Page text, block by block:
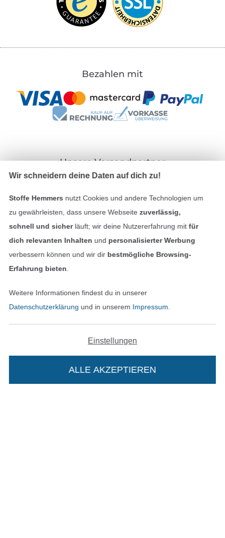
In deinen Warenkorb
Bezahlen mit
Unsere Versandpartner
Impressum
Widerrufsrecht
In den deutschen Shop wechseln (aktuell
Wir schneidern deine Daten auf dich zu!
Stoffe Hemmers nutzt Cookies und andere Technologien um
zu gewährleisten, dass unsere Webseite zuverlässig,
schnell und sicherläuft; wir deine Nutzererfahrung mitfür
dich relevanten Inhalten und personalisierter Werbung
verbessern können und wir dir bestmögliche Browsing-
Erfahrung bieten
Weitere Informationen findest du in unserer
Datenschutzerklärung und in unserem Impressum
Einstellungen
ALLE AKZEPTIEREN